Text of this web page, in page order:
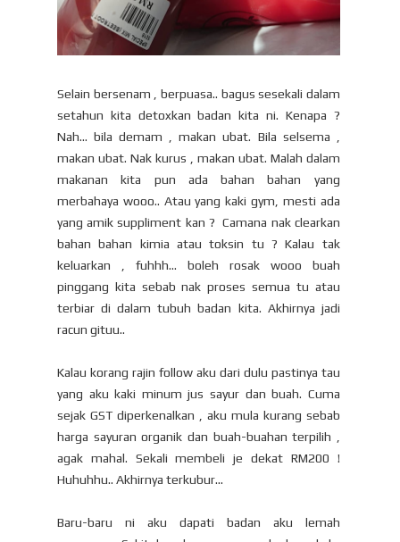
Selain bersenam , berpuasa.. bagus sesekali dalam
setahun kita detoxkan badan kita ni. Kenapa ?
Nah... bila demam , makan ubat. Bila selsema ,
makan ubat. Nak kurus , makan ubat. Malah dalam
makanan kita pun ada bahan bahan yang
merbahaya wooo.. Atau yang kaki gym, mesti ada
yang amik suppliment kan ? Camana nak clearkan
bahan bahan kimia atau toksin tu ? Kalau tak
keluarkan , fuhhh... boleh rosak wooo buah
pinggang kita sebab nak proses semua tu atau
terbiar di dalam tubuh badan kita. Akhirnya jadi
racun gituu..
Kalau korang rajin follow aku dari dulu pastinya tau
yang aku kaki minum jus sayur dan buah. Cuma
sejak GST diperkenalkan , aku mula kurang sebab
harga sayuran organik dan buah-buahan terpilih ,
agak mahal. Sekali membeli je dekat RM200 !
Huhuhhu.. Akhirnya terkubur...
Baru-baru ni aku dapati badan aku lemah